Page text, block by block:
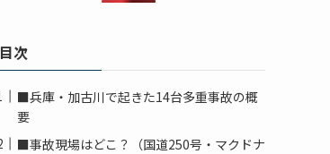
目次
■兵庫・加古川で起きた14台多重事故の概
要
■事故現場はどこ？（国道250号・マクドナ